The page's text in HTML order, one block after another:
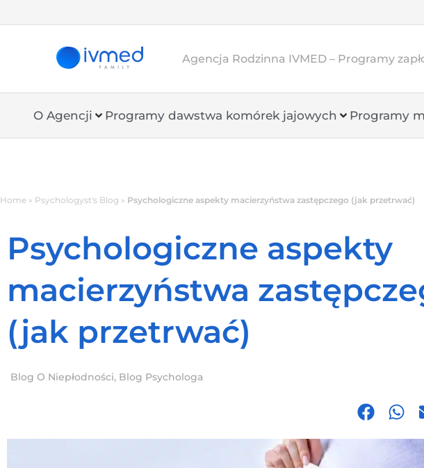
Agencja Rodzinna IVMED – Programy
O Agencji Programy dawstwa komórek jajowych Programy
Home » Psychologyst's Blog » Psychologiczne aspekty macierzyństwa zastępczego (jak przetrwać)
Psychologiczne aspekty
macierzyństwa
(jak przetrwać)
Blog O Niepłodności, Blog Psychologa